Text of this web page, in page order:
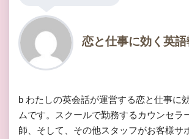
恋と仕事に効く英
b わたしの英会話が運営する恋と仕事に
ムです。スクールで勤務するカウンセラ
師、そして、その他スタッフがお客様サ